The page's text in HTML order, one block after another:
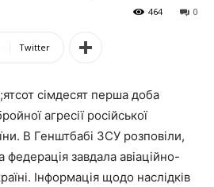
0
464
Twitter
сімдесят перша доба
агресії російської
В Генштбабі ЗСУ розповіли,
федерація завдала авіаційно-
Інформація щодо наслідків